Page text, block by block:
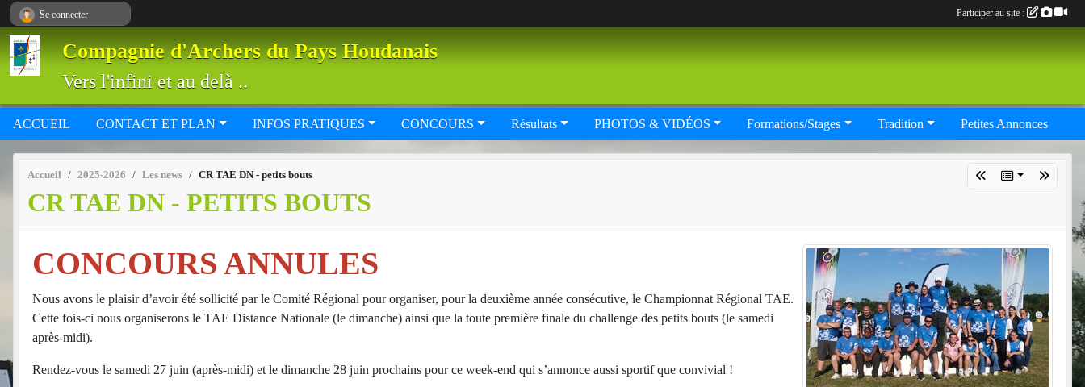
Compagnie d'Archers du Pays Houdanais
Vers l'infini et au delà ..
ACCUEIL CONTACT ET PLAN INFOS PRATIQUES CONCOURS Résultats PHOTOS & VIDÉOS Formations/Stages Tradition Petites Annonces
Accueil 2025-2026 Les news CR TAE DN - petits bouts
CR TAE DN - PETITS BOUTS
CONCOURS ANNULES
Nous avons le plaisir d’avoir été sollicité par le Comité Régional pour organiser, pour la deuxième année consécutive, le Championnat Régional TAE.
Cette fois-ci nous organiserons le TAE Distance Nationale (le dimanche) ainsi que la toute première finale du challenge des petits bouts (le samedi
après-midi).
Rendez-vous le samedi 27 juin (après-midi) et le dimanche 28 juin prochains pour ce week-end qui s’annonce aussi sportif que convivial !
Se connecter Participer au site :
Panneau de gestion des cookies